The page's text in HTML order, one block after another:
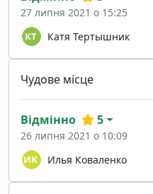
Катя Тертышник
27 липня 2021 о 15:25
Чудове місце
Илья Коваленко
Відмінно 5
26 липня 2021 о 10:09